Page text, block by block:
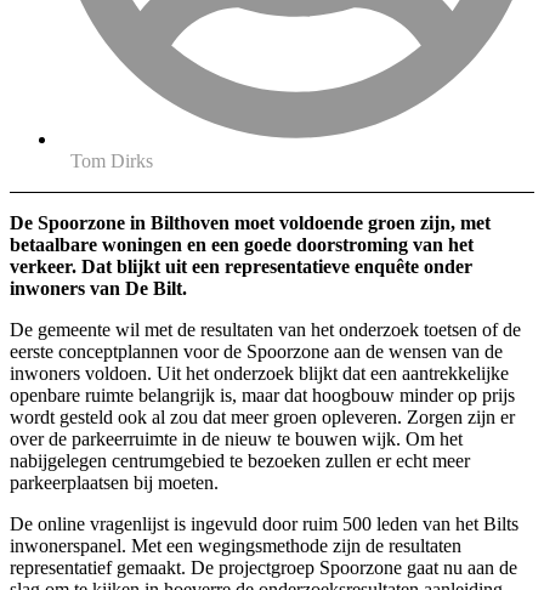
Tom Dirks
De Spoorzone in Bilthoven moet voldoende groen zijn, met
betaalbare woningen en een goede doorstroming van het
verkeer. Dat blijkt uit een representatieve enquête onder
inwoners van De Bilt.
De gemeente wil met de resultaten van het onderzoek toetsen of de
eerste conceptplannen voor de Spoorzone aan de wensen van de
inwoners voldoen. Uit het onderzoek blijkt dat een aantrekkelijke
openbare ruimte belangrijk is, maar dat hoogbouw minder op prijs
wordt gesteld ook al zou dat meer groen opleveren. Zorgen zijn er
over de parkeerruimte in de nieuw te bouwen wijk. Om het
nabijgelegen centrumgebied te bezoeken zullen er echt meer
parkeerplaatsen bij moeten.
De online vragenlijst is ingevuld door ruim 500 leden van het Bilts
inwonerspanel. Met een wegingsmethode zijn de resultaten
representatief gemaakt. De projectgroep Spoorzone gaat nu aan de